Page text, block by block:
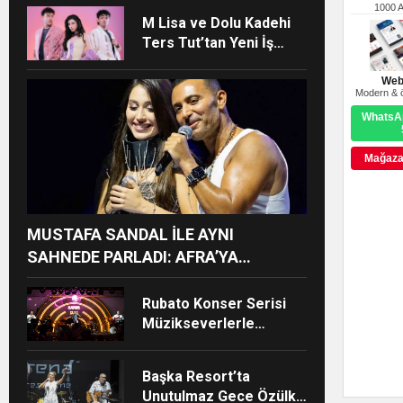
1000
Modern &
M Lisa ve Dolu Kadehi
Ters Tut’tan Yeni İş
MUSTAFA SANDAL İLE AYNI
SAHNEDE PARLADI: AFRA’YA
HARBİYE’DE BÜYÜK ALKIŞ
Rubato Konser Serisi
Müzikseverlerle
Başka Resort’ta
Unutulmaz Gece Özülkü